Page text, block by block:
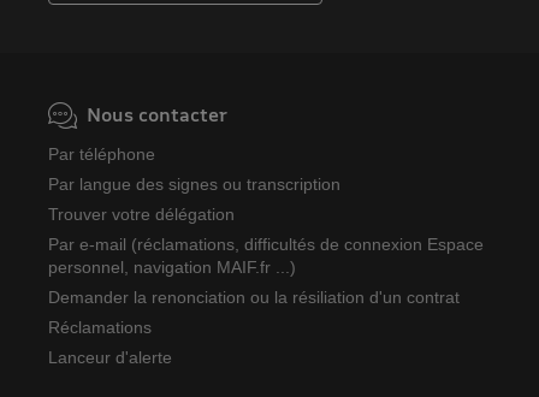
Nous contacter
Par téléphone
Par langue des signes ou transcription
Trouver votre délégation
Par e-mail (réclamations, difficultés de connexion Espace
personnel, navigation MAIF.fr ...)
Demander la renonciation ou la résiliation d'un contrat
Réclamations
Lanceur d'alerte